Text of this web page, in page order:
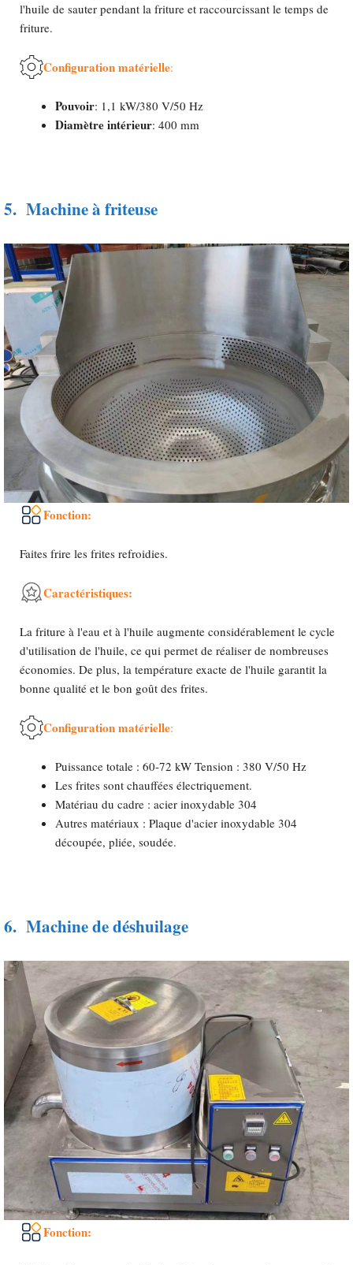
l'huile de sauter pendant la friture et raccourcissant le temps de
friture.
Configuration matérielle:
Pouvoir: 1,1 kW/380 V/50 Hz
Diamètre intérieur: 400 mm
5. Machine à friteuse
Fonction:
Faites frire les frites refroidies.
Caractéristiques:
La friture à l'eau et à l'huile augmente considérablement le cycle
d'utilisation de l'huile, ce qui permet de réaliser de nombreuses
économies. De plus, la température exacte de l'huile garantit la
bonne qualité et le bon goût des frites.
Configuration matérielle:
Puissance totale : 60-72 kW Tension : 380 V/50 Hz
Les frites sont chauffées électriquement.
Matériau du cadre : acier inoxydable 304
Autres matériaux : Plaque d'acier inoxydable 304
découpée, pliée, soudée.
6. Machine de déshuilage
Fonction: